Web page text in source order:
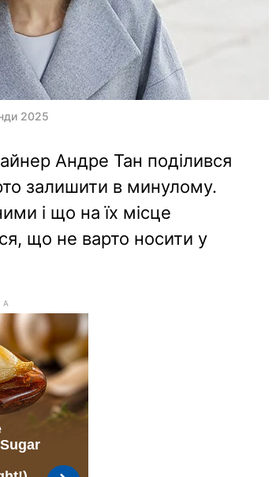
2025
Андре Тан поділився
залишити в минулому.
і що на їх місце
що не варто носити у